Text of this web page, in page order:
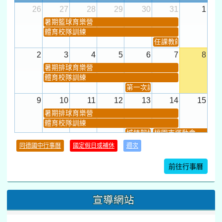
26 27 28 29 30 31 1
暑期籃球育樂營
體育校隊訓練
任課教師抽籤
2 3 4 5 6 7 8
暑期排球育樂營
體育校隊訓練
第一次課發會 (12:30~)
9 10 11 12 13 14 15
暑期排球育樂營
體育校隊訓練
城鎮韌性(防空)演習
桃園市運動會
暑期體育育樂營結束
21 22
桃園市運動會
數感實驗夏令營(整天)
同德國中行事曆 國定假日或補休 週次
前往行事曆
宣導網站